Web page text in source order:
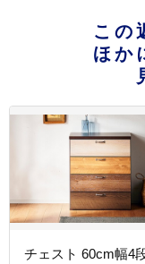
この
ほか
チェスト 60cm幅4